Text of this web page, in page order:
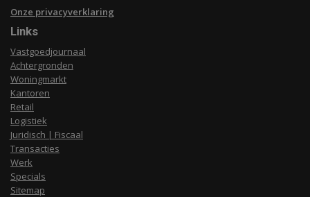
Onze privacyverklaring
Links
Vastgoedjournaal
Achtergronden
Woningmarkt
Kantoren
Retail
Logistiek
Juridisch | Fiscaal
Transacties
Werk
Specials
Sitemap